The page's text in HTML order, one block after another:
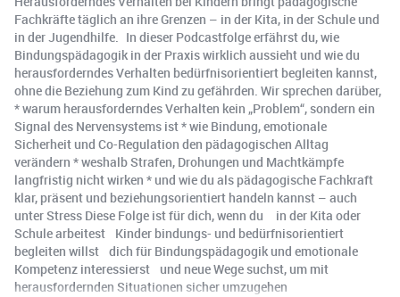
Fachkräfte täglich an ihre Grenzen – in der Kita, in der Schule und
in der Jugendhilfe. In dieser Podcastfolge erfährst du, wie
Bindungspädagogik in der Praxis wirklich aussieht und wie du
herausforderndes Verhalten bedürfnisorientiert begleiten kannst,
ohne die Beziehung zum Kind zu gefährden. Wir sprechen darüber,
* warum herausforderndes Verhalten kein „Problem“, sondern ein
Signal des Nervensystems ist * wie Bindung, emotionale
Sicherheit und Co-Regulation den pädagogischen Alltag
verändern * weshalb Strafen, Drohungen und Machtkämpfe
langfristig nicht wirken * und wie du als pädagogische Fachkraft
klar, präsent und beziehungsorientiert handeln kannst – auch
unter Stress Diese Folge ist für dich, wenn du in der Kita oder
Schule arbeitest Kinder bindungs- und bedürfnisorientiert
begleiten willst dich für Bindungspädagogik und emotionale
Kompetenz interessierst und neue Wege suchst, um mit
herausfordernden Situationen sicher umzugehen